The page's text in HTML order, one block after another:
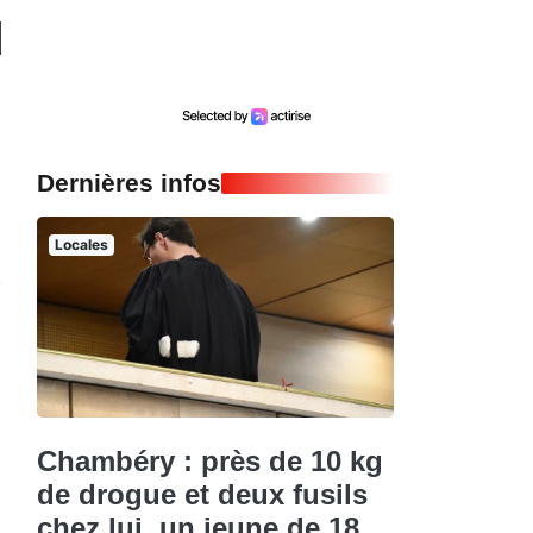
Dernières infos
Locales
Chambéry : près de 10 kg
de drogue et deux fusils